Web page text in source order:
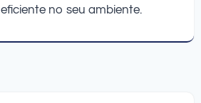
no seu ambiente.